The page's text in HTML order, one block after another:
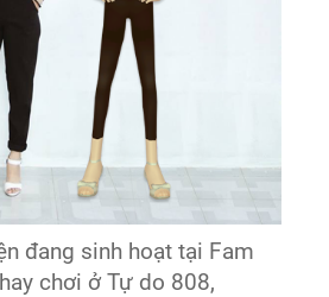
đang sinh hoạt tại Fam
chơi ở Tự do 808,